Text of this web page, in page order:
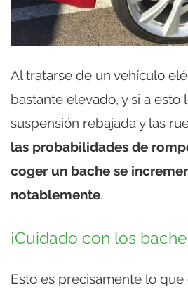
Al tratarse de un vehículo
bastante elevado, y si a esto
suspensión rebajada y las
las probabilidades de
coger un bache se
notablemente.
¡Cuidado con los
Esto es precisamente lo que